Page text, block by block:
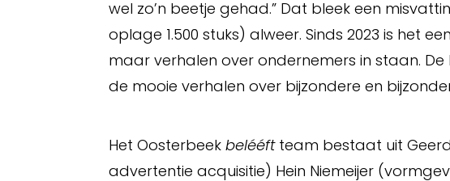
wel zo’n beetje gehad.” Dat bleek een
oplage 1.500 stuks) alweer. Sinds 2023 is het
maar verhalen over ondernemers in staan.
de mooie verhalen over bijzondere en
Het Oosterbeekbelééftteam bestaat uit
advertentie acquisitie) Hein Niemeijer